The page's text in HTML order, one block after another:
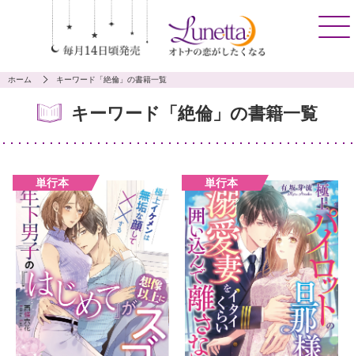
ホーム キーワード「絶倫」の書籍一覧
キーワード「絶倫」の書籍一覧